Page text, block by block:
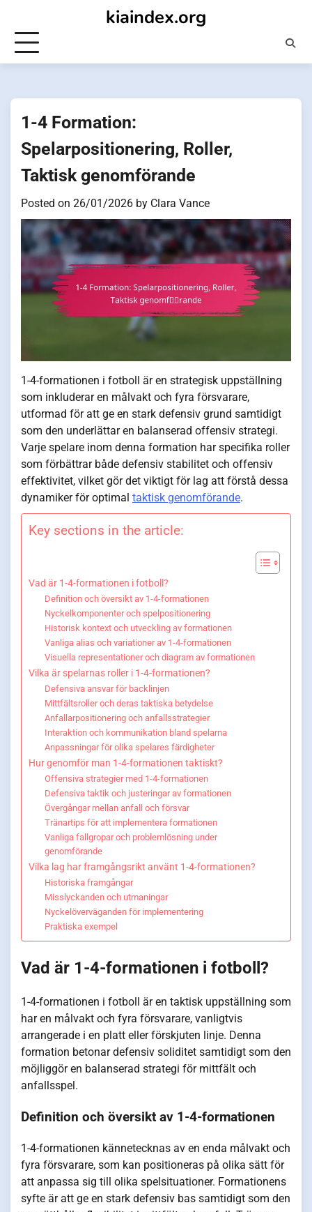
content
kiaindex.org
1-4 Formation:
Spelarpositionering, Roller,
Taktisk genomförande
Posted on 26/01/2026 by Clara Vance
1-4-formationen i fotboll är en strategisk uppställning
som inkluderar en målvakt och fyra försvarare,
utformad för att ge en stark defensiv grund samtidigt
som den underlättar en balanserad offensiv strategi.
Varje spelare inom denna formation har specifika roller
som förbättrar både defensiv stabilitet och offensiv
effektivitet, vilket gör det viktigt för lag att förstå dessa
dynamiker för optimal taktisk genomförande.
Key sections in the article:
Vad är 1-4-formationen i fotboll?
Definition och översikt av 1-4-formationen
Nyckelkomponenter och spelpositionering
Historisk kontext och utveckling av formationen
Vanliga alias och variationer av 1-4-formationen
Visuella representationer och diagram av formationen
Vilka är spelarnas roller i 1-4-formationen?
Defensiva ansvar för backlinjen
Mittfältsroller och deras taktiska betydelse
Anfallarpositionering och anfallsstrategier
Interaktion och kommunikation bland spelarna
Anpassningar för olika spelares färdigheter
Hur genomför man 1-4-formationen taktiskt?
Offensiva strategier med 1-4-formationen
Defensiva taktik och justeringar av formationen
Övergångar mellan anfall och försvar
Tränartips för att implementera formationen
Vanliga fallgropar och problemlösning under
genomförande
Vilka lag har framgångsrikt använt 1-4-formationen?
Historiska framgångar
Misslyckanden och utmaningar
Nyckelöverväganden för implementering
Praktiska exempel
Vad är 1-4-formationen i fotboll?
1-4-formationen i fotboll är en taktisk uppställning som
har en målvakt och fyra försvarare, vanligtvis
arrangerade i en platt eller förskjuten linje. Denna
formation betonar defensiv soliditet samtidigt som den
möjliggör en balanserad strategi för mittfält och
anfallsspel.
Definition och översikt av 1-4-formationen
1-4-formationen kännetecknas av en enda målvakt och
fyra försvarare, som kan positioneras på olika sätt för
att anpassa sig till olika spelsituationer. Formationens
syfte är att ge en stark defensiv bas samtidigt som den